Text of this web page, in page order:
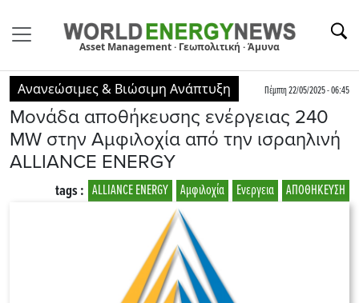
Asset Management · Γεωπολιτική · Άμυνα
Ανανεώσιμες & Βιώσιμη Ανάπτυξη Πέμπτη 22/05/2025 - 06:45
Μονάδα αποθήκευσης ενέργειας 240
MW στην Αμφιλοχία από την ισραηλινή
ALLIANCE ENERGY
ΑΠΟΘΗΚΕΥΣΗ
Ενεργεια
Αμφιλοχία
ALLIANCE ENERGY
tags :